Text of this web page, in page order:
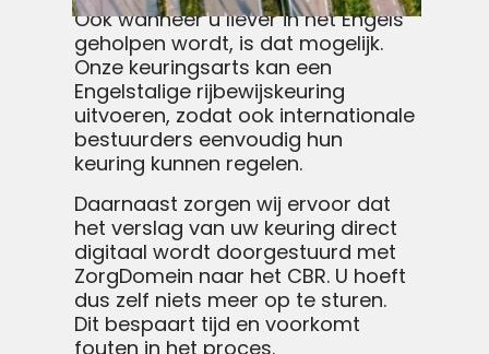
Ook wanneer u liever in het Engels
geholpen wordt, is dat mogelijk.
Onze keuringsarts kan een
Engelstalige rijbewijskeuring
uitvoeren, zodat ook internationale
bestuurders eenvoudig hun
keuring kunnen regelen.
Daarnaast zorgen wij ervoor dat
het verslag van uw keuring direct
digitaal wordt doorgestuurd met
ZorgDomein naar het CBR. U hoeft
dus zelf niets meer op te sturen.
Dit bespaart tijd en voorkomt
fouten in het proces.